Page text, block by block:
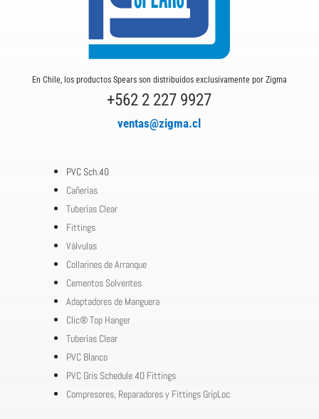
En Chile, los productos Spears son distribuidos exclusivamente por Zigma
+562 2 227 9927
ventas@zigma.cl
PVC Sch.40
Cañerías
Tuberías Clear
Fittings
Válvulas
Collarines de Arranque
Cementos Solventes
Adaptadores de Manguera
Clic® Top Hanger
Tuberías Clear
PVC Blanco
PVC Gris Schedule 40 Fittings
Compresores, Reparadores y Fittings GripLoc